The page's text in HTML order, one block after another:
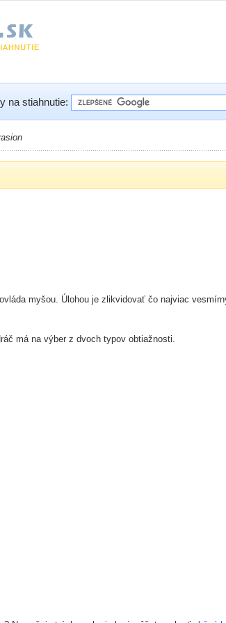
na stiahnutie:
myšou. Úlohou je zlikvidovať čo najviac
má na výber z dvoch typov obtiažnosti.